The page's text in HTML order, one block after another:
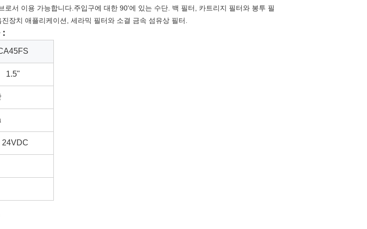
서 이용 가능합니다.주입구에 대한 90'에 있는 수단. 백 필터, 카트리지 필터와 봉투 필
장치 애플리케이션, 세라믹 필터와 소결 금속 섬유상 필터.
:
1.5"
24VDC